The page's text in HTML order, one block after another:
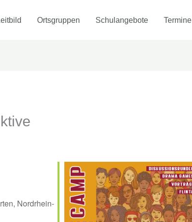
Ortsgruppen Schulangebote Termine
Nordrhein-